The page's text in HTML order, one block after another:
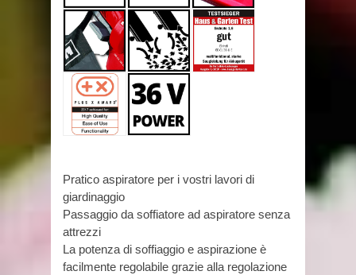
Pratico aspiratore per i vostri lavori di
giardinaggio
Passaggio da soffiatore ad aspiratore senza
attrezzi
La potenza di soffiaggio e aspirazione è
facilmente regolabile grazie alla regolazione